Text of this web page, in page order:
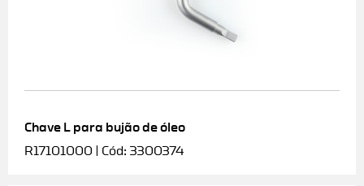
Chave L para bujão de óleo
R17101000 | Cód: 3300374